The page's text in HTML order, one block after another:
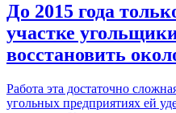
До 2015 года
участке
восстановить
Работа эта достаточно
угольных предприятиях ей